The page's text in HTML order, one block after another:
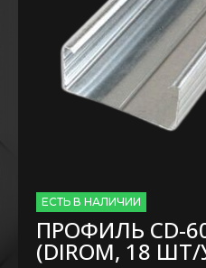
ЕСТЬ В НАЛИЧИИ
ПРОФИЛЬ CD-
(DIROM, 18